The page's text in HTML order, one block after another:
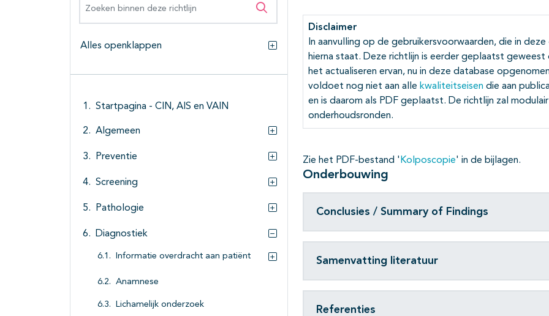
Zoeken binnen deze richtlijn
Alles openklappen
Alles openklappen
Startpagina - CIN, AIS en VAIN
Algemeen
Preventie
Subpagina's open- en dichtklappen
Screening
Pathologie
Diagnostiek
Informatie overdracht aan patiënt
Anamnese
Lichamelijk onderzoek
Disclaimer
In aanvulling op de gebruikersvoorwaarden, die in
hierna staat. Deze richtlijn is eerder geplaatst
het actualiseren ervan, nu in deze database
voldoet nog niet aan alle kwaliteitseisen die aan
en is daarom als PDF geplaatst. De richtlijn zal
onderhoudsronden.
Zie het PDF-bestand 'Kolposcopie' in de bijlagen.
Onderbouwing
Conclusies / Summary of Findings
Samenvatting literatuur
Referenties